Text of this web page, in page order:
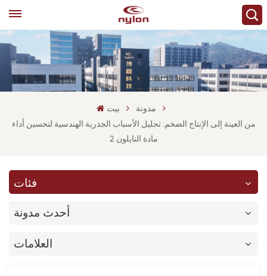
بيت
مدونة
من العينة إلى الإنتاج الضخم: تحليل الأسباب الجذرية الهندسية لتحسين أداء
مادة النايلون 2
فئات
أحدث مدونة
العلامات